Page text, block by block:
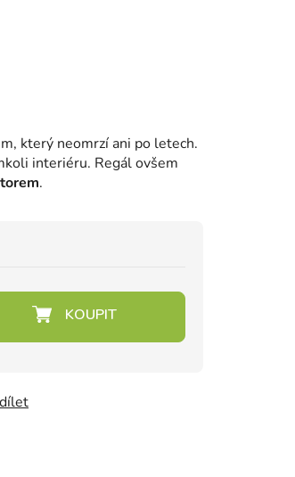
který neomrzí ani po letech.
interiéru. Regál ovšem
.